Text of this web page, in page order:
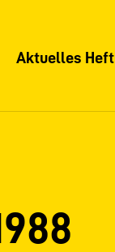
Aktuelles Heft